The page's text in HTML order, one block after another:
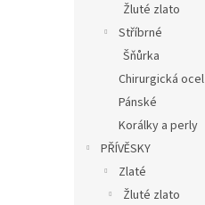
Žluté zlato
Stříbrné
Šňůrka
Chirurgická ocel
Pánské
Korálky a perly
PŘÍVĚSKY
Zlaté
Žluté zlato